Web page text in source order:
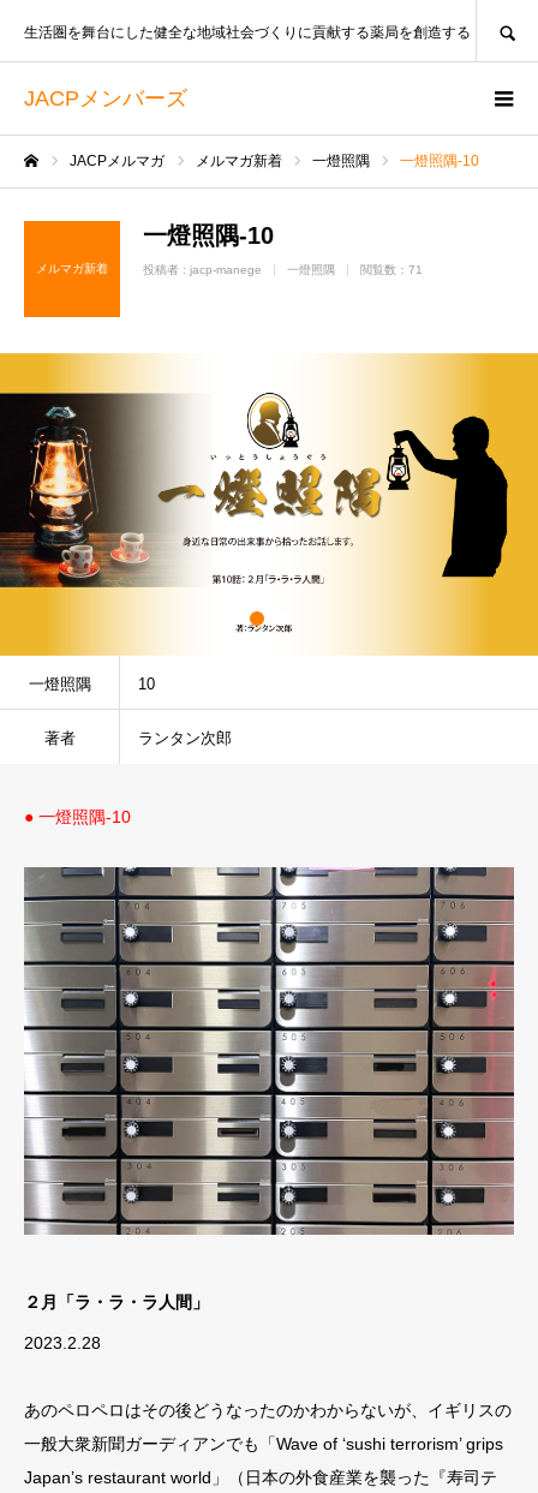
JACPメンバーズ
生活圏を舞台にした健全な地域社会づくりに貢献する薬局を創造する
JACPメルマガ メルマガ新着 一燈照隅 一燈照隅-10
メルマガ新着
一燈照隅-10
投稿者 : jacp-manege 一燈照隅 閲覧数：71
一燈照隅 10
著者 ランタン次郎
● 一燈照隅-10
２月「ラ・ラ・ラ人間」
2023.2.28
あのペロペロはその後どうなったのかわからないが、イギリスの
一般大衆新聞ガーディアンでも「Wave of ‘sushi terrorism’ grips
Japan’s restaurant world」（日本の外食産業を襲った『寿司テ